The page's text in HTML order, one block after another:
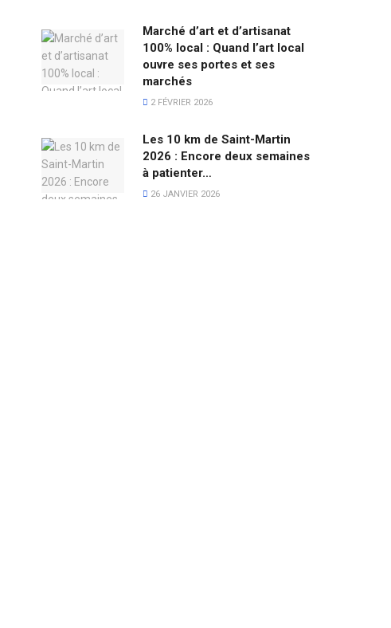
Marché d’art et d’artisanat
100% local : Quand l’art local
ouvre ses portes et ses
marchés
2 FÉVRIER 2026
Les 10 km de Saint-Martin
2026 : Encore deux semaines
à patienter…
26 JANVIER 2026